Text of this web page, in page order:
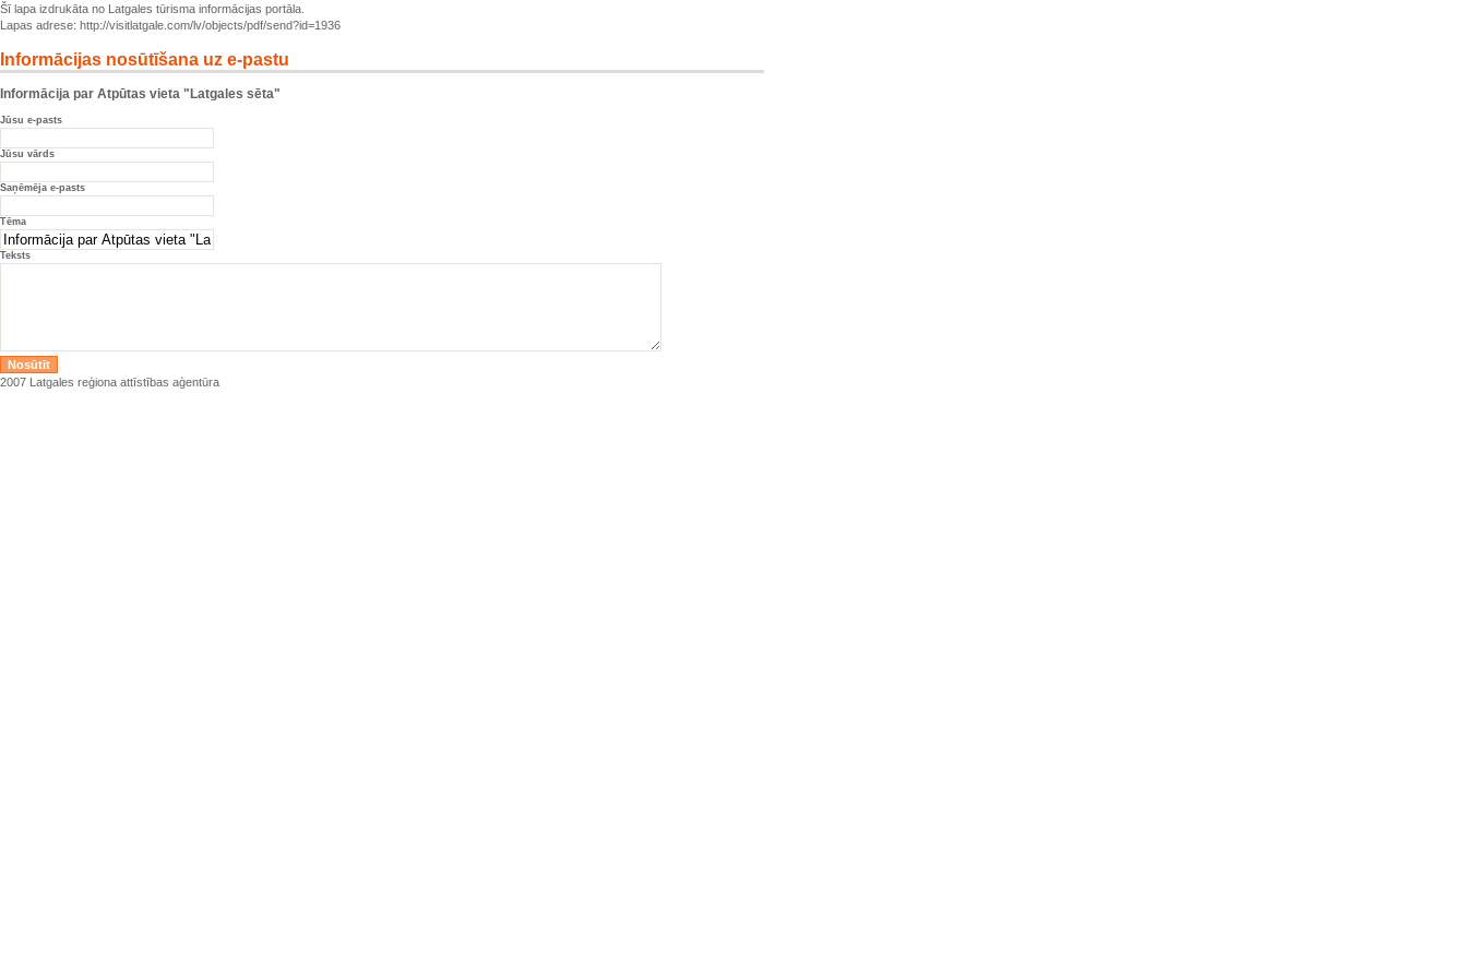
Šī lapa izdrukāta no Latgales tūrisma informācijas portāla.
Lapas adrese: http://visitlatgale.com/lv/objects/pdf/send?id=1936
Informācijas nosūtīšana uz e-pastu
Informācija par Atpūtas vieta "Latgales sēta"
Jūsu e-pasts
Jūsu vārds
Saņēmēja e-pasts
Tēma
Teksts
2007 Latgales reģiona attīstības aģentūra